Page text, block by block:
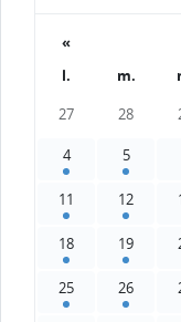
«
l.
m.
27 28
4 5
11 12
18 19
25 26